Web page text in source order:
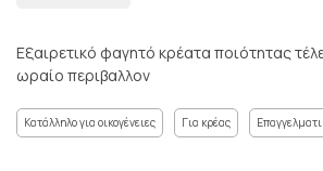
Εξαιρετικό φαγητό κρέατα ποιότητας
ωραίο περιβαλλον
Κατάλληλο για οικογένειες Για κρέας